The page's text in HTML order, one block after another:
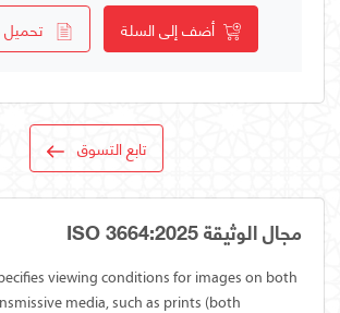
أضف إلى السلة تحميل
تابع التسوق
مجال الوثيقة ISO 3664:2025
viewing conditions for images on both
media, such as prints (both